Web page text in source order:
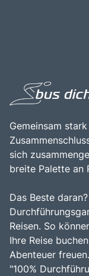
Gemeinsam
sich
breite Palette an
Das Beste
Reisen. So
Ihre Reise
Abenteuer
"100%